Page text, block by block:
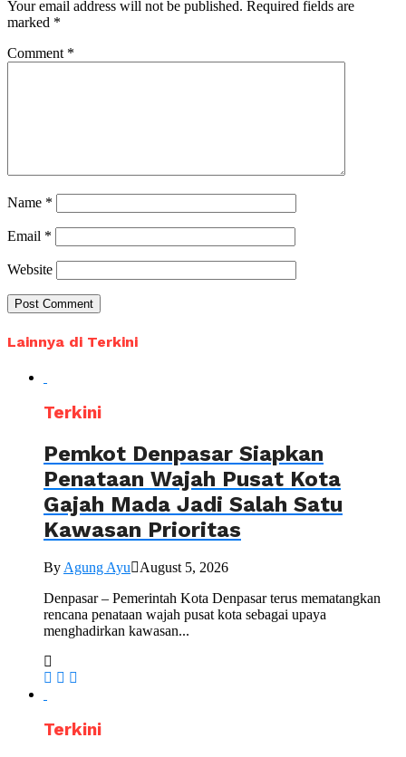
Your email address will not be published. Required fields are
marked *
Comment *
Name *
Email *
Website
Lainnya di Terkini
Terkini
Pemkot Denpasar Siapkan
Penataan Wajah Pusat Kota
Gajah Mada Jadi Salah Satu
Kawasan Prioritas
ByAgung Ayu August 5, 2026
Denpasar – Pemerintah Kota Denpasar terus mematangkan
rencana penataan wajah pusat kota sebagai upaya
menghadirkan kawasan...
Terkini